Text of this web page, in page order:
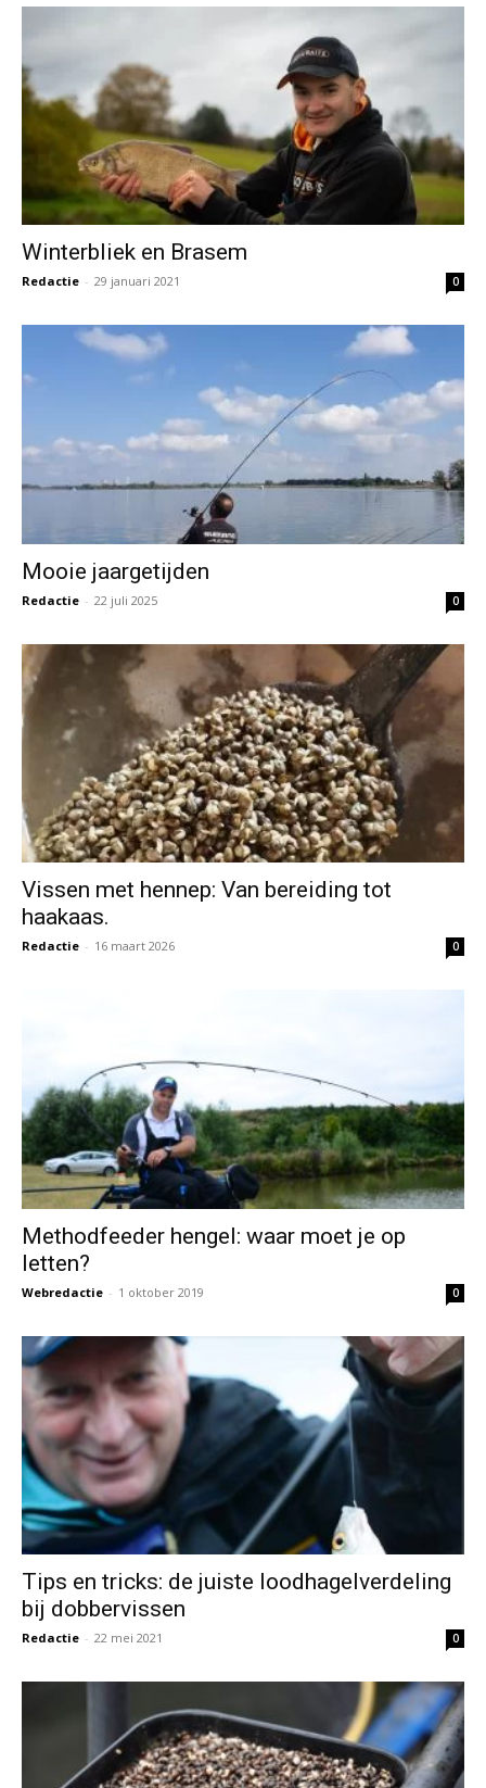
Winterbliek en Brasem
Redactie - 29 januari 2021 0
Mooie jaargetijden
Redactie - 22 juli 2025 0
Vissen met hennep: Van bereiding tot
haakaas.
Redactie - 16 maart 2026 0
Methodfeeder hengel: waar moet je op
letten?
Webredactie - 1 oktober 2019 0
Tips en tricks: de juiste loodhagelverdeling
bij dobbervissen
Redactie - 22 mei 2021 0